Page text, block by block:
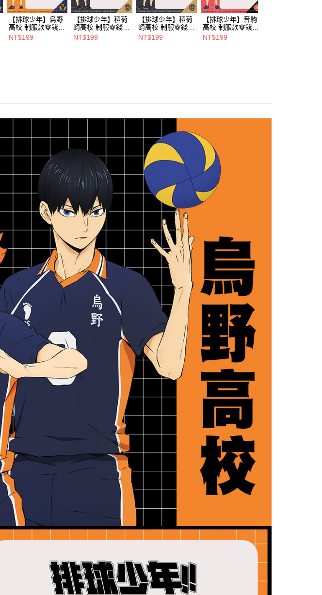
【注意事項】
1.本服務係由「台灣大哥大股份有限公司」（以下簡稱本公司）所提供，讓
用戶於交易時，得透過本服務購買商品或服務，並由商店將買賣／分期付
款買賣價金債權讓與本公司後，依約使用本公司帳單繳交帳款。
３．收到繳費通知簡訊後14天內，點擊此簡訊中的連結，可透過四大超商
／ATM／網路銀行／等多元方式進行付款，方視為交易完成。
※ 請注意：結帳手續完成當下不需立刻繳費，但若您需要取消訂單，請聯
絡購買商品的店家。未經商家同意取消之訂單仍視為有效，需透過AFTEE
先享後付繳納相關費用。
２．關於個人資料處理事宜，請瀏覽以下網址：
３．未成年的使用者請事先徵得法定代理人或監護人之同意方可使用
「AFTEE先享後付」，若未經同意申辦者引起之損失，本公司不負相關責
任。
４．使用「AFTEE先享後付」時，將依據個別帳號之用戶狀況，依本公司
即時審查核予不同之上限額度；若仍有額度不足之情形，本公司將視審查
結果請求用戶進行身份認證。
５．嚴禁一人註冊多個帳號或使用他人資訊註冊。若發現惡意使用之情
形，恩沛科技股份有限公司將有權停止該用戶之使用額度並採取法律行
動。
每筆NT$80，滿NT$1,000(含以上)免運費
萊爾富取貨付款
每筆NT$80，滿NT$1,000(含以上)免運費
付款後7-11取貨
每筆NT$80，滿NT$1,000(含以上)免運費
宅配
每筆NT$80，滿NT$1,000(含以上)免運費
外島宅配
每筆NT$200
【排球少年】烏野
高校 制服款零錢包
#9號
HKU23A17K09
NT$199
【排球少年】稻荷
崎高校 制服零錢包
#11號
HKU23A17D11
NT$199
【排球少年】稻荷
崎高校 制服零錢包
#7號
HKU23A17D07
NT$199
【排球少年】音駒
高校 制服款零錢包
#1號
HKU23A17N01
NT$199